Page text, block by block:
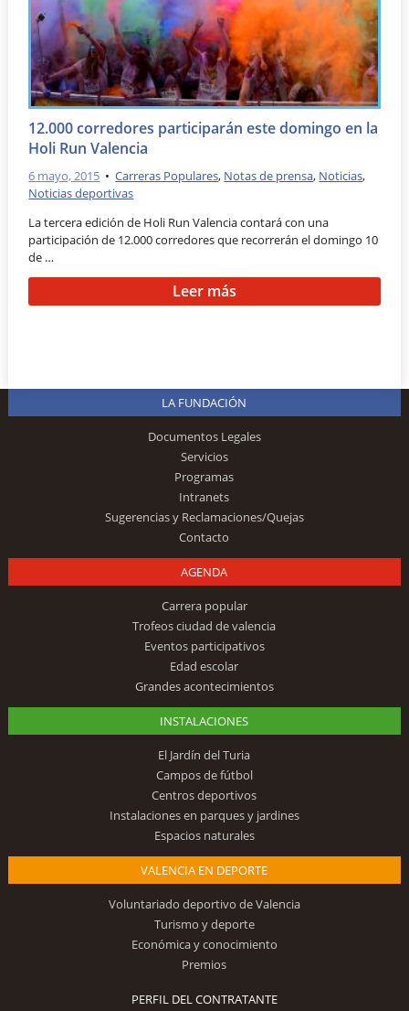
12.000 corredores participarán este domingo en la
Holi Run Valencia
6 mayo, 2015 •Carreras Populares, Notas de prensa, Noticias,
Noticias deportivas
La tercera edición de Holi Run Valencia contará con una
participación de 12.000 corredores que recorrerán el domingo 10
de …
Leer más
LA FUNDACIÓN
Documentos Legales
Servicios
Programas
Intranets
Sugerencias y Reclamaciones/Quejas
Contacto
AGENDA
Carrera popular
Trofeos ciudad de valencia
Eventos participativos
Edad escolar
Grandes acontecimientos
INSTALACIONES
El Jardín del Turia
Campos de fútbol
Centros deportivos
Instalaciones en parques y jardines
Espacios naturales
VALENCIA EN DEPORTE
Voluntariado deportivo de Valencia
Turismo y deporte
Económica y conocimiento
Premios
PERFIL DEL CONTRATANTE